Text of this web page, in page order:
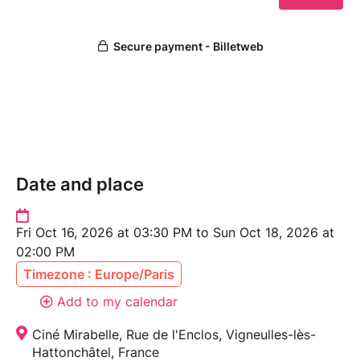
Date and place
Fri Oct 16, 2026 at 03:30 PM to Sun Oct 18, 2026 at
02:00 PM
Timezone : Europe/Paris
Add to my calendar
Ciné Mirabelle, Rue de l'Enclos, Vigneulles-lès-
Hattonchâtel, France